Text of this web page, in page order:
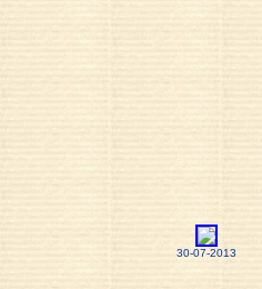
30-07-2013